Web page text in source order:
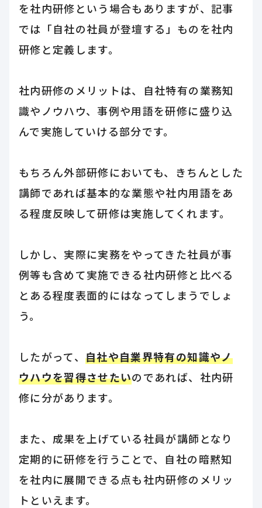
を社内研修という場合もありますが、記事
では「自社の社員が登壇する」ものを社内
研修と定義します。
社内研修のメリットは、自社特有の業務知
識やノウハウ、事例や用語を研修に盛り込
んで実施していける部分です。
もちろん外部研修においても、きちんとした
講師であれば基本的な業態や社内用語をあ
る程度反映して研修は実施してくれます。
しかし、実際に実務をやってきた社員が事
例等も含めて実施できる社内研修と比べる
とある程度表面的にはなってしまうでしょ
う。
したがって、自社や自業界特有の知識やノ
ウハウを習得させたいのであれば、社内研
修に分があります。
また、成果を上げている社員が講師となり
定期的に研修を行うことで、自社の暗黙知
を社内に展開できる点も社内研修のメリッ
トといえます。